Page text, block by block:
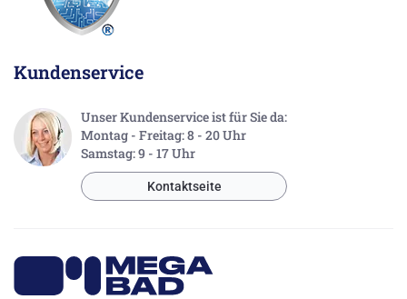
Kundenservice
Unser Kundenservice ist für Sie da:
Montag - Freitag: 8 - 20 Uhr
Samstag: 9 - 17 Uhr
Kontaktseite